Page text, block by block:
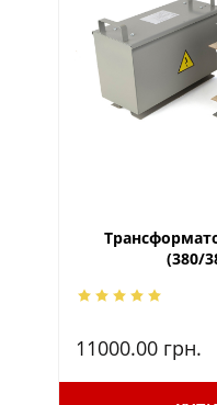
(380/
11000.00 грн.